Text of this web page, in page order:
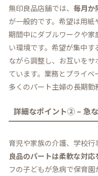
無印良品店舗では、毎月か
が一般的です。希望は用
期間中にダブルワークや
い環境です。希望が集中
ながら調整し、お互いを
ています。業務とプライベ
多くのパート主婦の長期勤
詳細なポイント② – 急
育児や家族の介護、学校行
良品のパートは柔軟な対
フの子どもが急病で保育